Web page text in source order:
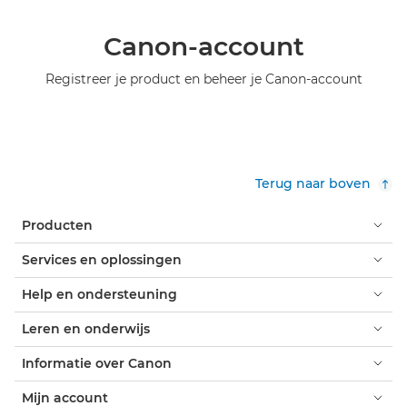
Canon-account
Registreer je product en beheer je Canon-account
Terug naar boven
Producten
Services en oplossingen
Help en ondersteuning
Leren en onderwijs
Informatie over Canon
Mijn account